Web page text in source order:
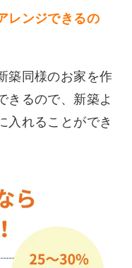
レンジできるの
築同様のお家を作
きるので、新築よ
入れることができ